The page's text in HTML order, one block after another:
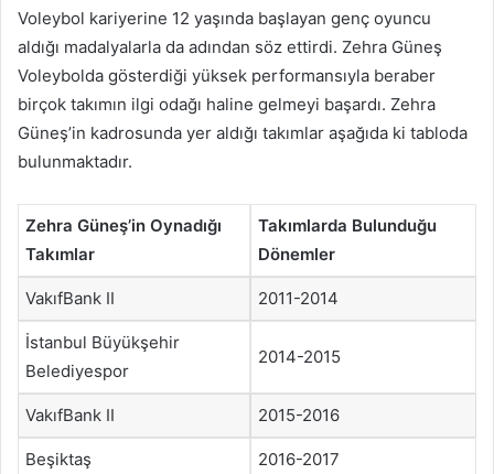
Voleybol kariyerine 12 yaşında başlayan genç oyuncu
aldığı madalyalarla da adından söz ettirdi. Zehra Güneş
Voleybolda gösterdiği yüksek performansıyla beraber
birçok takımın ilgi odağı haline gelmeyi başardı. Zehra
Güneş’in kadrosunda yer aldığı takımlar aşağıda ki tabloda
bulunmaktadır.
Zehra Güneş’in Oynadığı
Takımlar
Takımlarda Bulunduğu
Dönemler
VakıfBank II 2011-2014
İstanbul Büyükşehir
Belediyespor
2014-2015
VakıfBank II 2015-2016
Beşiktaş 2016-2017